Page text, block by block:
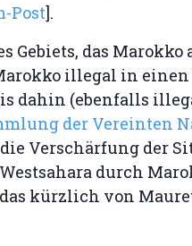
Post].
Gebiets, das
illegal in
dahin (ebenfalls
der Vereinten
Verschärfung der
durch
kürzlich von